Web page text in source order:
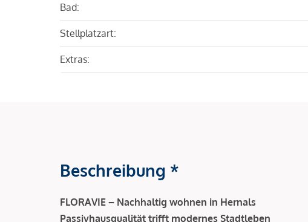
Bad:
Stellplatzart:
Extras:
Beschreibung *
FLORAVIE – Nachhaltig wohnen in Hernals
Passivhausqualität trifft modernes Stadtleben